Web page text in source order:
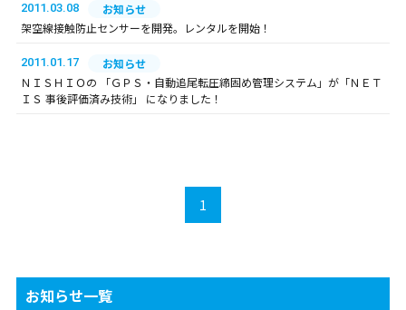
2011.03.08
お知らせ
架空線接触防止センサーを開発。レンタルを開始！
2011.01.17
お知らせ
ＮＩＳＨＩＯの 「ＧＰＳ・自動追尾転圧締固め管理システム」が「ＮＥＴ
ＩＳ 事後評価済み技術」 になりました！
1
お知らせ一覧